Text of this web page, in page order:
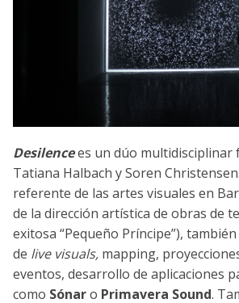
Desilencees un dúo multidisciplinar
Tatiana Halbach y Soren
referente de las artes visuales en
de la dirección artística de obras de
exitosa “Pequeño Príncipe”),
de live visuals, mapping,
eventos, desarrollo de aplicaciones
como Sónaro Primavera Sound.